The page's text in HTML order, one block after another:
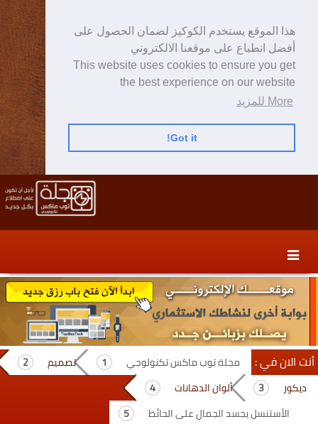
هذا الموقع يستخدم الكوكيز لضمان الحصول على
أفضل انطباع على موقعنا الالكتروني
This website uses cookies to ensure you get
the best experience on our website
More للمزيد
Got it!
content
secondary
content
أنت الان في : مجلة توب ماكس تكنولوجي
تصميم
ديكور
ألوان الدهانات
الأستنسل يجسد الجمال على الحائط